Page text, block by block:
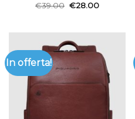
€39.00 €28.00
In offerta!